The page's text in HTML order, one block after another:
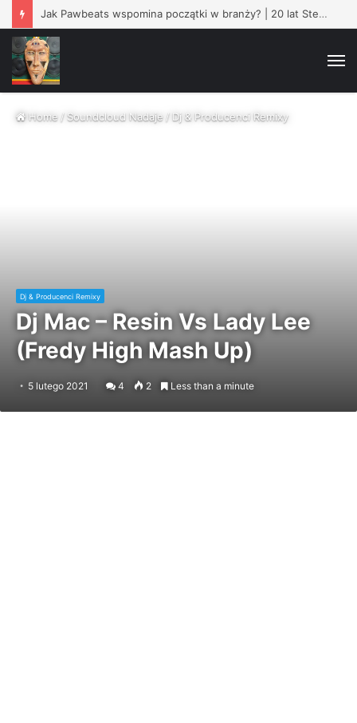
Jak Pawbeats wspomina początki w branży? | 20 lat Step Records
Home/Soundcloud Nadaje/Dj & Producenci Remixy
Dj & Producenci Remixy
Dj Mac – Resin Vs Lady Lee
(Fredy High Mash Up)
5 lutego 2021 4 2 Less than a minute